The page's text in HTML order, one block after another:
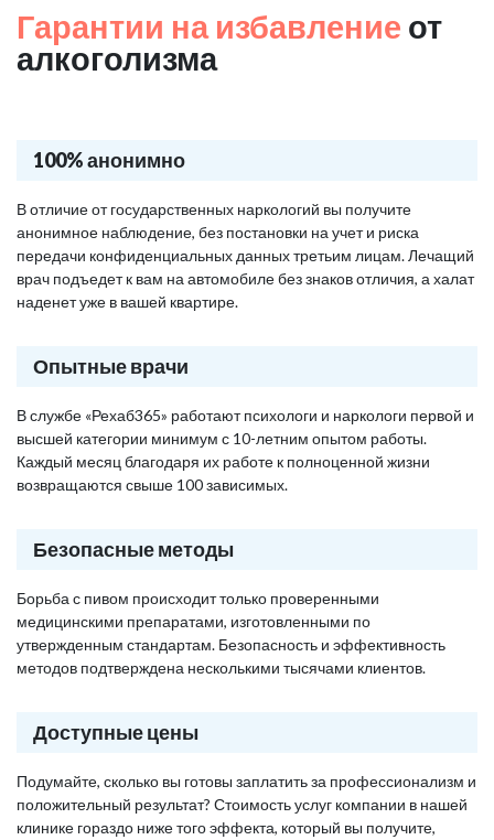
Гарантии на избавление от
алкоголизма
100% анонимно
В отличие от государственных наркологий вы получите
анонимное наблюдение, без постановки на учет и риска
передачи конфиденциальных данных третьим лицам. Лечащий
врач подъедет к вам на автомобиле без знаков отличия, а халат
наденет уже в вашей квартире.
Опытные врачи
В службе «Рехаб365» работают психологи и наркологи первой и
высшей категории минимум с 10-летним опытом работы.
Каждый месяц благодаря их работе к полноценной жизни
возвращаются свыше 100 зависимых.
Безопасные методы
Борьба с пивом происходит только проверенными
медицинскими препаратами, изготовленными по
утвержденным стандартам. Безопасность и эффективность
методов подтверждена несколькими тысячами клиентов.
Доступные цены
Подумайте, сколько вы готовы заплатить за профессионализм и
положительный результат? Стоимость услуг компании в нашей
клинике гораздо ниже того эффекта, который вы получите,